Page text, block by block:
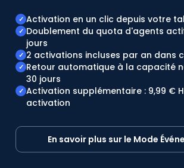
✓ Activation en un clic depuis votre
✓ Doublement du quota d'agents
jours
✓ 2 activations incluses par an dans
✓ Retour automatique à la capacité
30 jours
✓ Activation supplémentaire : 9,99 €
activation
En savoir plus sur le Mode